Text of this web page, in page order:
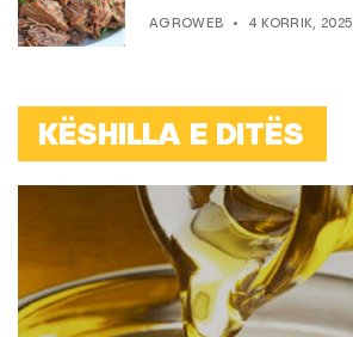
AGROWEB 4 KORRIK, 2025
KËSHILLA E DITËS